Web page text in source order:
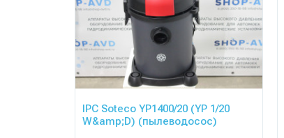
IPC Soteco YP1400/20 (YP 1/20
W&amp;D) (пылеводосос)